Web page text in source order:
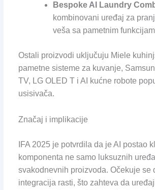
Bespoke AI Laundry
kombinovani uređaj za
veša sa pametnim
Ostali proizvodi uključuju Miele
pametne sisteme za kuvanje,
TV, LG OLED T i AI kućne robote
usisivača.
Značaj i implikacije
IFA 2025 je potvrdila da je AI postao
komponenta ne samo luksuznih
svakodnevnih proizvoda. Očekuje se
integracija rasti, što zahteva da